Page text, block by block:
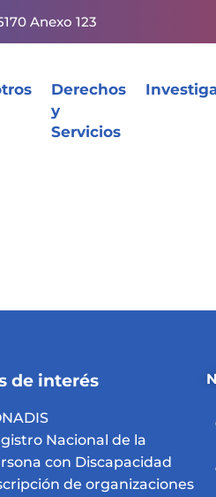
Anexo 123
Derechos
y
Servicios
de interés
Nacional de la
con Discapacidad
de organizaciones